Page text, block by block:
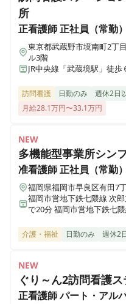
訪問看護ステーションささ
東京都西東京市南町三丁目1-6 レジ
訪問看護ステーションささ
東京都三鷹市下連雀三丁目34-2
訪問看護ステーションささ
東京都練馬区関町北二丁目28-5 松
訪問看護ステーションささ
東京都世田谷区南烏山六丁目6-7
訪問看護ステーションささ
東京都杉並区荻窪五丁目30-12 グ
訪問看護ステーションささ
訪問看護ステーションささ
東京都武蔵野市吉祥寺本町一丁目
正看護師 パート・アルバイト
【武蔵野市 / 武蔵境駅
ーク可◎【時給1,226円
の非常勤看護師募集💡
所
正看護師正社員（常勤）
東京都武蔵野市境南町2丁
ル3階
JR中央線「武蔵境駅」徒歩
訪問看護 日勤のみ 週休2日
月給28.1万円〜33.1万円
NEW
多機能型事業所シン
准看護師正社員（常勤）
福岡県福岡市早良区有田7
福岡市営地下鉄七隈線 次
で20分 福岡市営地下鉄七
介護・福祉 日勤のみ 週休2
NEW
ぐり～ん2訪問看護
正看護師パート・アル